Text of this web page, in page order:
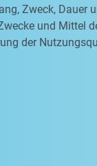
Zweck, Dauer
und Mittel
der